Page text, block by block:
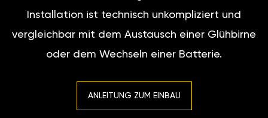
Installation ist technisch unkompliziert und
vergleichbar mit dem Austausch einer Glühbirne
ANLEITUNG ZUM EINBAU